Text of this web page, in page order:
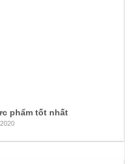
phẩm tốt nhất